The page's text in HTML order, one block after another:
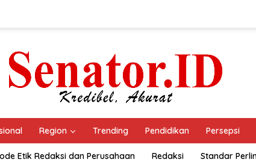
Region Trending Pendidikan Persepsi
Etik Redaksi dan Perusahaan Redaksi Standar